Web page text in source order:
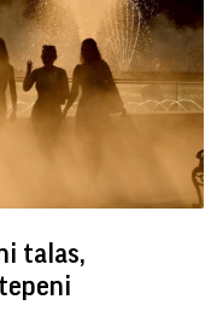
talas,